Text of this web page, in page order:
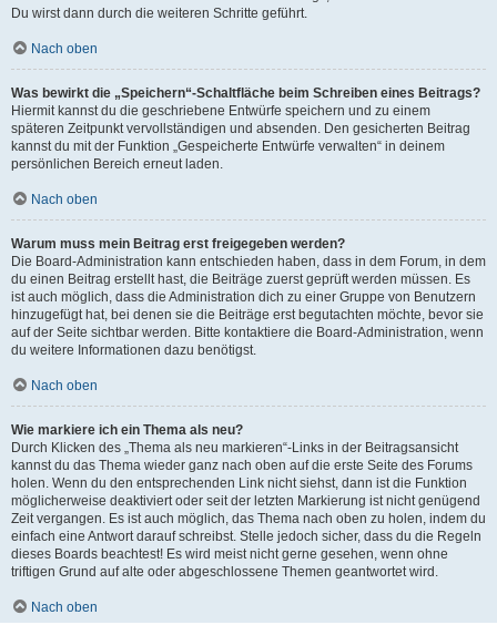
Du wirst dann durch die weiteren Schritte geführt.
Nach oben
Was bewirkt die „Speichern“-Schaltfläche beim Schreiben eines Beitrags?
Hiermit kannst du die geschriebene Entwürfe speichern und zu einem
späteren Zeitpunkt vervollständigen und absenden. Den gesicherten Beitrag
kannst du mit der Funktion „Gespeicherte Entwürfe verwalten“ in deinem
persönlichen Bereich erneut laden.
Nach oben
Warum muss mein Beitrag erst freigegeben werden?
Die Board-Administration kann entschieden haben, dass in dem Forum, in dem
du einen Beitrag erstellt hast, die Beiträge zuerst geprüft werden müssen. Es
ist auch möglich, dass die Administration dich zu einer Gruppe von Benutzern
hinzugefügt hat, bei denen sie die Beiträge erst begutachten möchte, bevor sie
auf der Seite sichtbar werden. Bitte kontaktiere die Board-Administration, wenn
du weitere Informationen dazu benötigst.
Nach oben
Wie markiere ich ein Thema als neu?
Durch Klicken des „Thema als neu markieren“-Links in der Beitragsansicht
kannst du das Thema wieder ganz nach oben auf die erste Seite des Forums
holen. Wenn du den entsprechenden Link nicht siehst, dann ist die Funktion
möglicherweise deaktiviert oder seit der letzten Markierung ist nicht genügend
Zeit vergangen. Es ist auch möglich, das Thema nach oben zu holen, indem du
einfach eine Antwort darauf schreibst. Stelle jedoch sicher, dass du die Regeln
dieses Boards beachtest! Es wird meist nicht gerne gesehen, wenn ohne
triftigen Grund auf alte oder abgeschlossene Themen geantwortet wird.
Nach oben